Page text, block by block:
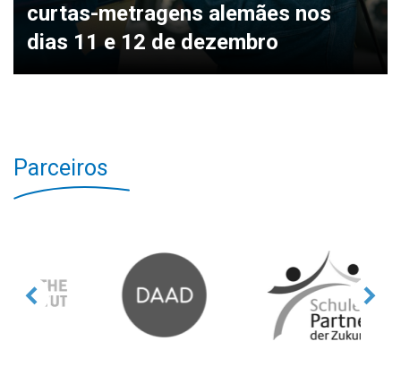
curtas-metragens alemães nos
dias 11 e 12 de dezembro
Parceiros